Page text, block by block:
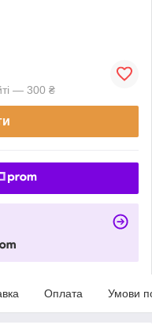
— 300 ₴
Оплата Умови